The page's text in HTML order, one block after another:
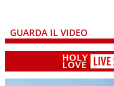
GUARDA IL VIDEO